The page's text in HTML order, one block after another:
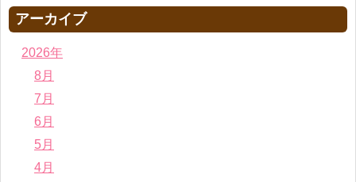
アーカイブ
2026年
8月
7月
6月
5月
4月